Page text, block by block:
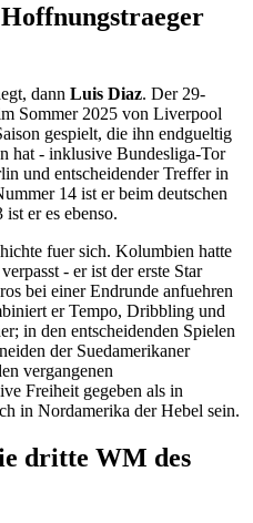
dann Luis Diaz. Der 29-
Sommer 2025 von Liverpool
gespielt, die ihn endgueltig
hat - inklusive Bundesliga-Tor
und entscheidender Treffer in
14 ist er beim deutschen
er es ebenso.
fuer sich. Kolumbien hatte
- er ist der erste Star
bei einer Endrunde anfuehren
er Tempo, Dribbling und
in den entscheidenden Spielen
der Suedamerikaner
vergangenen
Freiheit gegeben als in
in Nordamerika der Hebel sein.
dritte WM des